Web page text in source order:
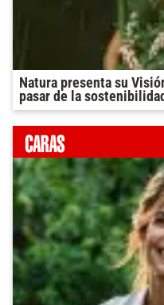
Natura presenta su
pasar de la